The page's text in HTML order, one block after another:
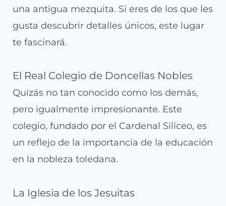
una antigua mezquita. Si eres de los que les
gusta descubrir detalles únicos, este lugar
te fascinará.
El Real Colegio de Doncellas Nobles
Quizás no tan conocido como los demás,
pero igualmente impresionante. Este
colegio, fundado por el Cardenal Silíceo, es
un reflejo de la importancia de la educación
en la nobleza toledana.
La Iglesia de los Jesuitas